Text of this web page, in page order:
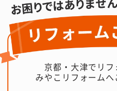
京都・大津でリ
みやこリフォームへ